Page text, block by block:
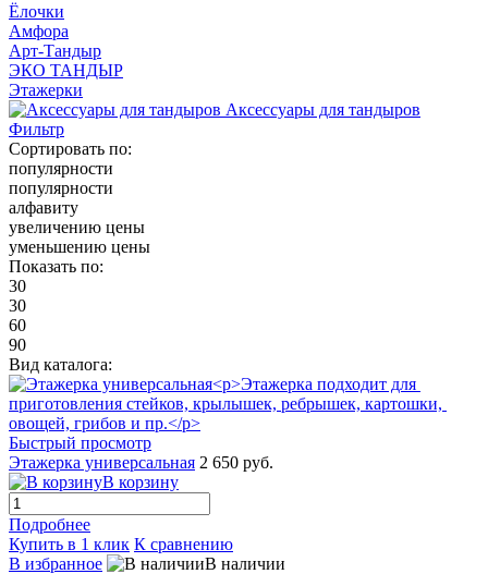
Ёлочки
Амфора
Арт-Тандыр
ЭКО ТАНДЫР
Этажерки
Аксессуары для тандыров
Фильтр
Сортировать по:
популярности
популярности
алфавиту
увеличению цены
уменьшению цены
Показать по:
30
30
60
90
Вид каталога:
Быстрый просмотр
Этажерка универсальная 2 650 руб.
В корзину
Подробнее
Купить в 1 клик К сравнению
В избранное
В наличии